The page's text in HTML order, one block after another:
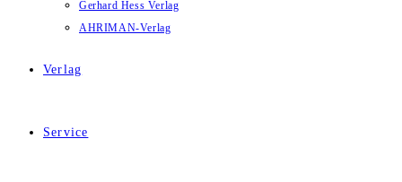
Gerhard Hess Verlag
AHRIMAN-Verlag
Verlag
Service